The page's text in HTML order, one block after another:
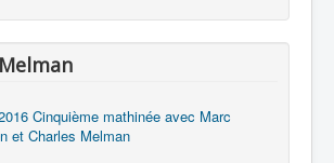
Cinquième mathinée avec Marc
et Charles Melman